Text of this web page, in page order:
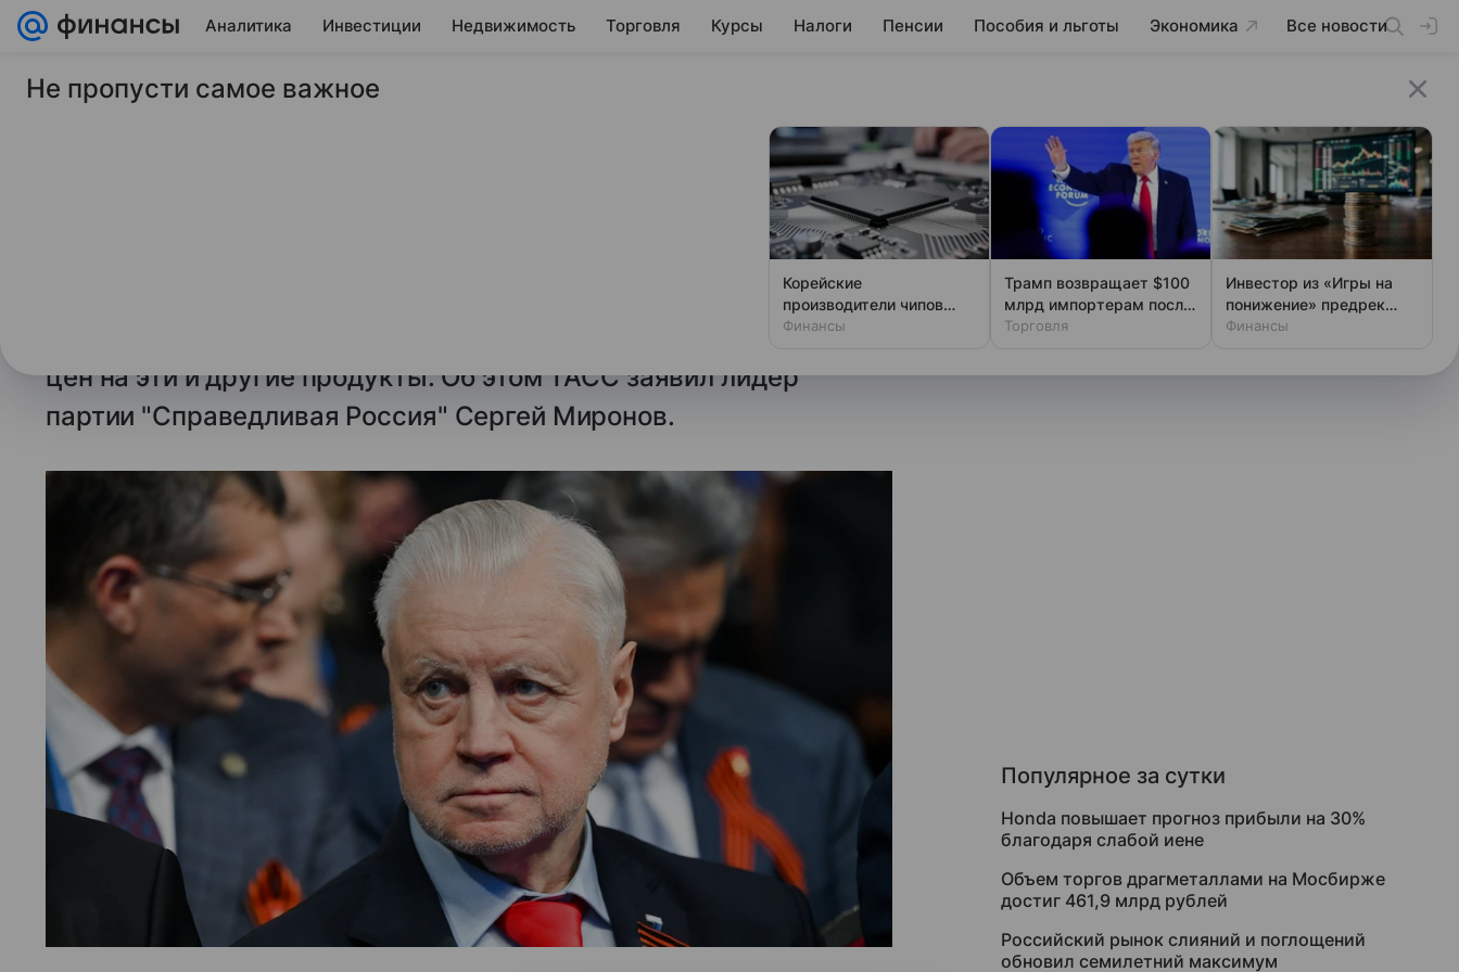
Аналитика Инвестиции Недвижимость Торговля Курсы Налоги Пенсии Пособия и льготы Экономика Все новости
26 марта 2026 ТАСС
Миронов призвал принять закон о
Предостережений о недопустимости
роста стоимости яиц перед Пасхой недостаточно, для решения
проблемы нужен закон о запрете экономически не обоснованных
цен на эти и другие продукты. Об этом ТАСС заявил лидер
партии "Справедливая Россия" Сергей Миронов.
Популярное за сутки
Honda повышает прогноз прибыли на 30%
благодаря слабой иене
Объем торгов драгметаллами на Мосбирже
достиг 461,9 млрд рублей
Российский рынок слияний и поглощений
обновил семилетний максимум
Не пропусти самое важное
Корейские
производители чипов
тайно тестируют
Финансы
Трамп возвращает $100
млрд импортерам после
проигрыша в суде
Торговля
Инвестор из «Игры на
понижение» предрек
новый обвал рынка США
Финансы